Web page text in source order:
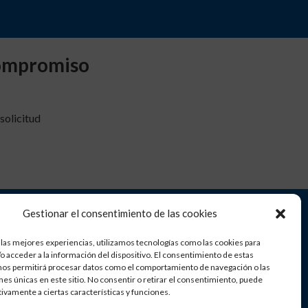
Gestionar el consentimiento de las cookies
mejores experiencias, utilizamos tecnologías como las cookies para
acceder a la información del dispositivo. El consentimiento de estas
permitirá procesar datos como el comportamiento de navegación o las
únicas en este sitio. No consentir o retirar el consentimiento, puede
a ciertas características y funciones.
 Horario de la clínica
De lunes a viernes de 9:30
a 14:00 horas